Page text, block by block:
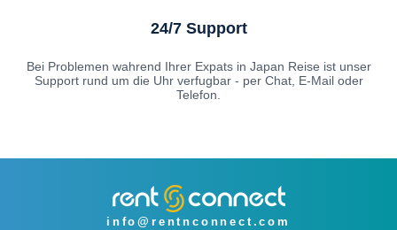
24/7 Support
Bei Problemen wahrend Ihrer Expats in Japan Reise ist unser
Support rund um die Uhr verfugbar - per Chat, E-Mail oder
Telefon.
info@rentnconnect.com